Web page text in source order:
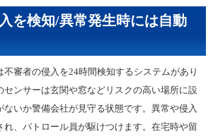
を検知/異常発生時には自動
審者の侵入を24時間検知するシステムがあり
センサーは玄関や窓などリスクの高い場所に設
いか警備会社が見守る状態です。異常や侵入
れ、パトロール員が駆けつけます。在宅時や留